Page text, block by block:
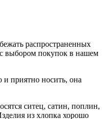
распространенных
выбором покупок в нашем
и приятно носить, она
ситец, сатин, поплин,
из хлопка хорошо